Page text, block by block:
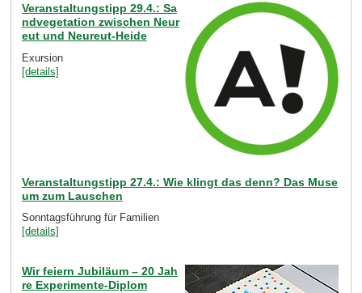
Veranstaltungstipp 29.4.: Sa
ndvegetation zwischen Neur
eut und Neureut-Heide
Exursion
[details]
Veranstaltungstipp 27.4.: Wie klingt das denn? Das Muse
um zum Lauschen
Sonntagsführung für Familien
[details]
Wir feiern Jubiläum – 20 Jah
re Experimente-Diplom